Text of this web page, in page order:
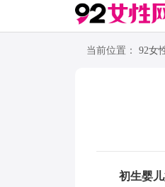
当前位置： 92女
初生婴儿